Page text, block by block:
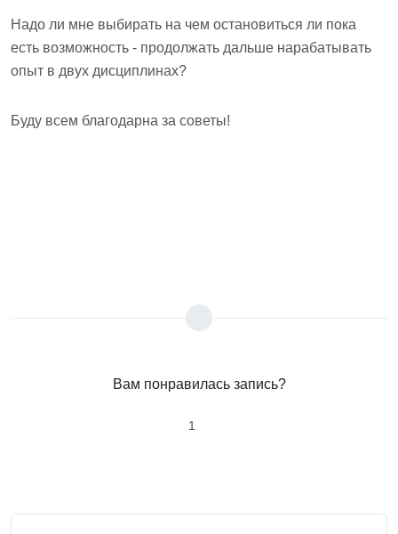
Надо ли мне выбирать на чем остановиться ли пока
есть возможность - продолжать дальше нарабатывать
опыт в двух дисциплинах?
Буду всем благодарна за советы!
Вам понравилась запись?
1